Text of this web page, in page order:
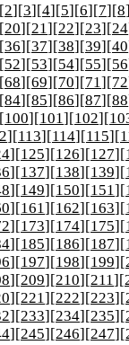
2][3][4][5][6][7][8
20][21][22][23][24
36][37][38][39][40
52][53][54][55][56
68][69][70][71][72
84][85][86][87][88
100][101][102][
][113][114][115][
][125][126][127][
][137][138][139][
][149][150][151][
][161][162][163][
][173][174][175][
][185][186][187][
][197][198][199][
][209][210][211][
][221][222][223][
][233][234][235][
][245][246][247][